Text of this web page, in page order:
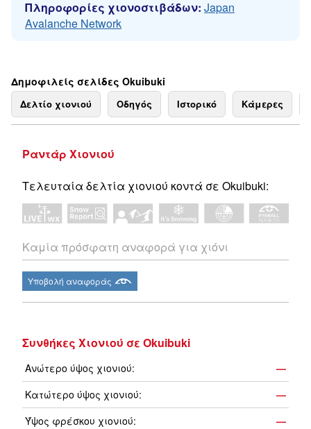
Πληροφορίες χιονοστιβάδων: Japan
Avalanche Network
Δημοφιλείς σελίδες Okuibuki
Δελτίο χιονιού Οδηγός Ιστορικό Κάμερες
Ραντάρ Χιονιού
Τελευταία δελτία χιονιού κοντά σε Okuibuki:
Καμία πρόσφατη αναφορά για χιόνι
Υποβολή αναφοράς
Συνθήκες Χιονιού σε Okuibuki
Ανώτερο ύψος χιονιού:
—
Κατώτερο ύψος χιονιού:
—
Ύψος φρέσκου χιονιού:
—